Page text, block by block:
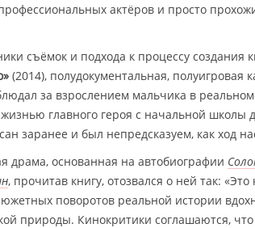
актёров и просто
съёмок и подхода к процессу создания
(2014), полудокументальная, полуигровая
за взрослением мальчика в
главного героя с начальной школы
заранее и был непредсказуем, как ход
драма, основанная на автобиографии
, прочитав книгу, отозвался о ней так:
поворотов реальной истории
природы. Кинокритики соглашаются,